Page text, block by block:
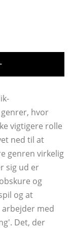
hvor
vigtigere rolle
ned til at
genren virkelig
sig ud er
og
og at
med
Det, der